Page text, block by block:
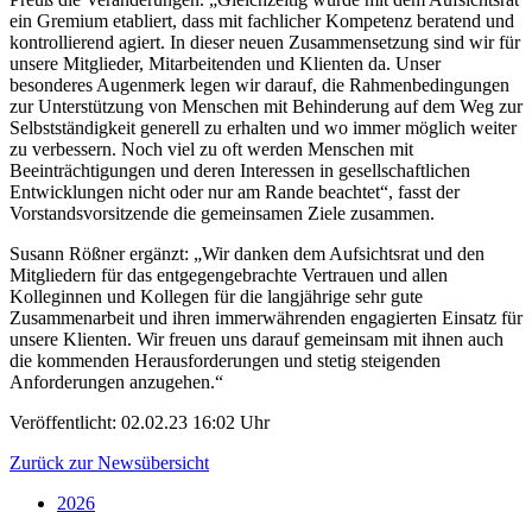
ein Gremium etabliert, dass mit fachlicher Kompetenz beratend und
kontrollierend agiert. In dieser neuen Zusammensetzung sind wir für
unsere Mitglieder, Mitarbeitenden und Klienten da. Unser
besonderes Augenmerk legen wir darauf, die Rahmenbedingungen
zur Unterstützung von Menschen mit Behinderung auf dem Weg zur
Selbstständigkeit generell zu erhalten und wo immer möglich weiter
zu verbessern. Noch viel zu oft werden Menschen mit
Beeinträchtigungen und deren Interessen in gesellschaftlichen
Entwicklungen nicht oder nur am Rande beachtet“, fasst der
Vorstandsvorsitzende die gemeinsamen Ziele zusammen.
Susann Rößner ergänzt: „Wir danken dem Aufsichtsrat und den
Mitgliedern für das entgegengebrachte Vertrauen und allen
Kolleginnen und Kollegen für die langjährige sehr gute
Zusammenarbeit und ihren immerwährenden engagierten Einsatz für
unsere Klienten. Wir freuen uns darauf gemeinsam mit ihnen auch
die kommenden Herausforderungen und stetig steigenden
Anforderungen anzugehen.“
Veröffentlicht: 02.02.23 16:02 Uhr
Zurück zur Newsübersicht
2026